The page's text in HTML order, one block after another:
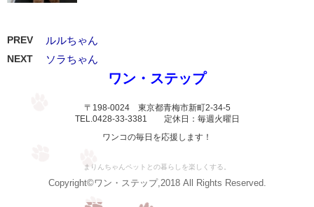
PREV ルルちゃん
NEXT ソラちゃん
ワン・ステップ
〒198-0024 東京都青梅市新町2-34-5
TEL.0428-33-3381 定休日：毎週火曜日
ワンコの毎日を応援します！
まりんちゃんペットとの暮らしを楽しくする。
Copyright©ワン・ステップ,2018 All Rights Reserved.